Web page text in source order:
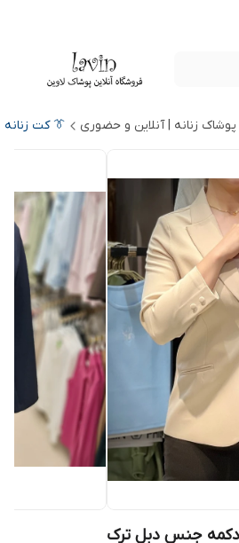
زنانه | آنلاین و حضوری 👔 کت زنانه
جنس دبل ترک